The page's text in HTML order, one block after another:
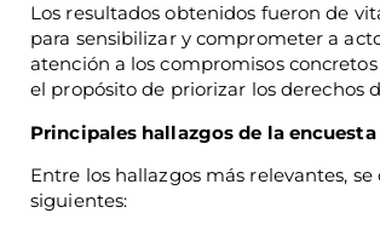
Los resultados obtenidos fueron de
para sensibilizar y comprometer a
atención a los compromisos
el propósito de priorizar los derechos
Principales hallazgos de la encuesta
Entre los hallazgos más relevantes, se
siguientes: